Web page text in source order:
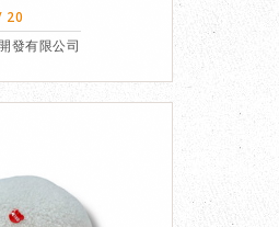
20
發有限公司